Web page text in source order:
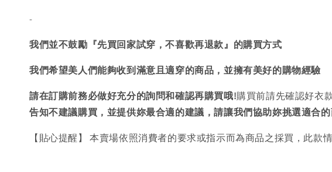
-
我們並不鼓勵『先買回家試穿，不喜歡再退款』的購買方式
我們希望美人們能夠收到滿意且適穿的商品，並擁有美好的購物經驗
請在訂購前務必做好充分的詢問和確認再購買哦!購買前請先確認好衣
告知不建議購買， 並提供妳最合適的建議，請讓我們協助妳挑選適合的
【貼心提醒】 本賣場依照消費者的要求或指示而為商品之採買，此款